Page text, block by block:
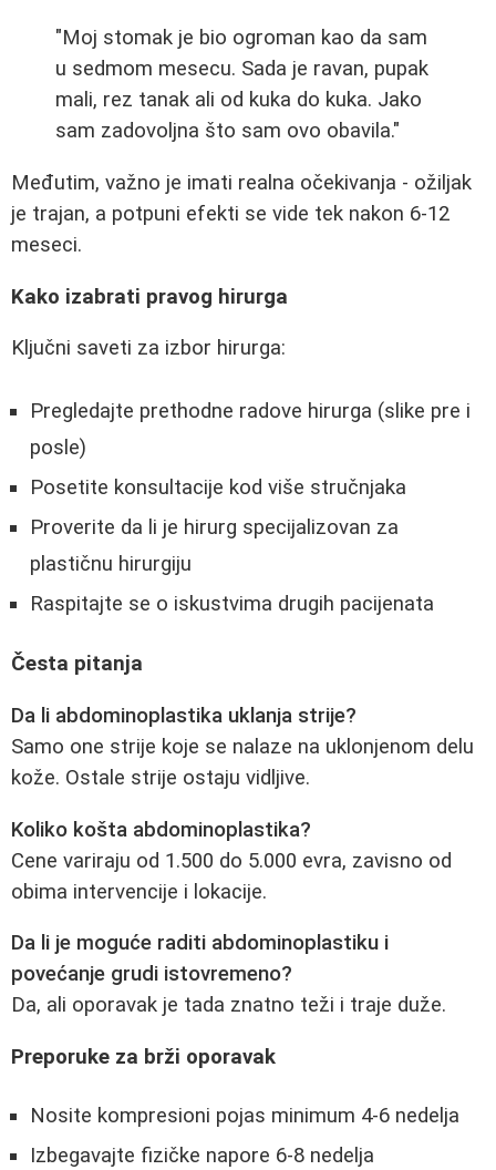
"Moj stomak je bio ogroman kao da sam
u sedmom mesecu. Sada je ravan, pupak
mali, rez tanak ali od kuka do kuka. Jako
sam zadovoljna što sam ovo obavila."
Međutim, važno je imati realna očekivanja - ožiljak
je trajan, a potpuni efekti se vide tek nakon 6-12
meseci.
Kako izabrati pravog hirurga
Ključni saveti za izbor hirurga:
Pregledajte prethodne radove hirurga (slike pre i
posle)
Posetite konsultacije kod više stručnjaka
Proverite da li je hirurg specijalizovan za
plastičnu hirurgiju
Raspitajte se o iskustvima drugih pacijenata
Česta pitanja
Da li abdominoplastika uklanja strije?
Samo one strije koje se nalaze na uklonjenom delu
kože. Ostale strije ostaju vidljive.
Koliko košta abdominoplastika?
Cene variraju od 1.500 do 5.000 evra, zavisno od
obima intervencije i lokacije.
Da li je moguće raditi abdominoplastiku i
povećanje grudi istovremeno?
Da, ali oporavak je tada znatno teži i traje duže.
Preporuke za brži oporavak
Nosite kompresioni pojas minimum 4-6 nedelja
Izbegavajte fizičke napore 6-8 nedelja